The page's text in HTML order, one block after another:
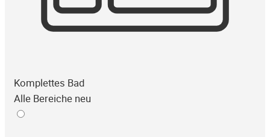
Komplettes Bad
Alle Bereiche neu